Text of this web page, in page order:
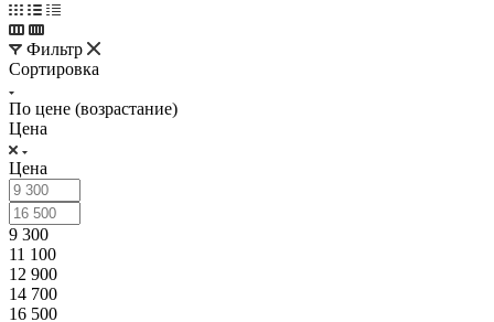
Фильтр
Сортировка
По цене (возрастание)
Цена
Цена
9 300
11 100
12 900
14 700
16 500